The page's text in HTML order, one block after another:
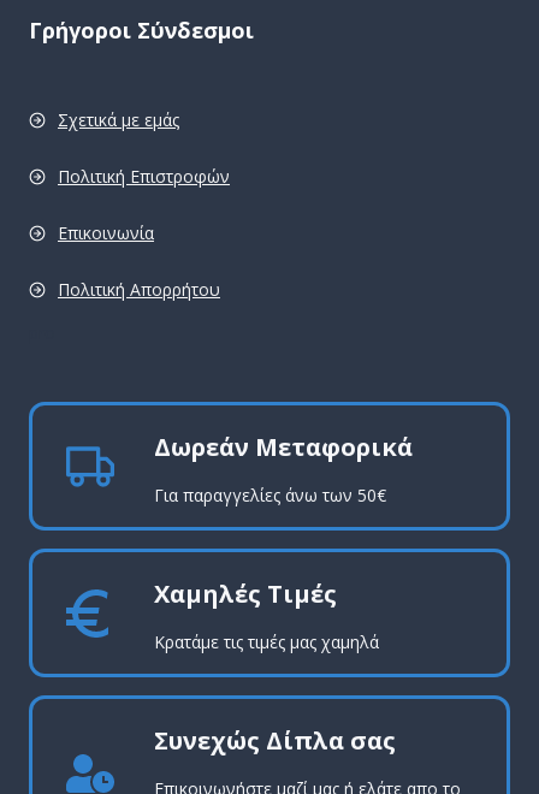
Γρήγοροι Σύνδεσμοι
Σχετικά με εμάς
Πολιτική Επιστροφών
Επικοινωνία
Πολιτική Απορρήτου
Δωρεάν Μεταφορικά
Για παραγγελίες άνω των 50€
Χαμηλές Τιμές
Κρατάμε τις τιμές μας χαμηλά
Συνεχώς Δίπλα σας
Επικοινωνήστε μαζί μας ή ελάτε απο το